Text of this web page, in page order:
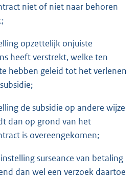
niet of niet naar behoren
opzettelijk onjuiste
heeft verstrekt, welke ten
hebben geleid tot het verlenen
de subsidie op andere wijze
dan op grond van het
is overeengekomen;
surseance van betaling
dan wel een verzoek daartoe